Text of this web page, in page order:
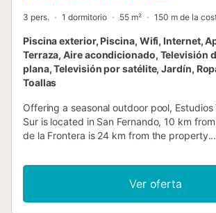
3 pers. 1 dormitorio 55 m² 150 m de la
Piscina exterior, Piscina, Wifi, Internet,
Terraza, Aire acondicionado, Televisión
plana, Televisión por satélite, Jardín,
Toallas
Offering a seasonal outdoor pool, Estudios
Sur is located in San Fernando, 10 km
de la Frontera is 24 km from the
Ver oferta